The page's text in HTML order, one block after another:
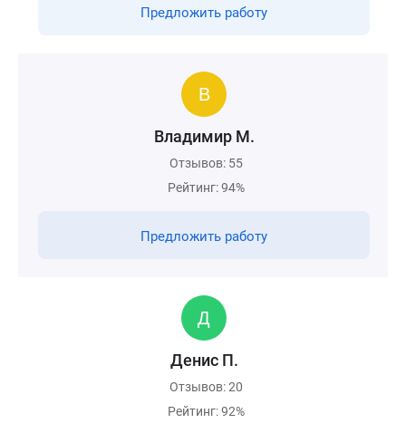
Предложить работу
Владимир М.
Отзывов: 55
Рейтинг: 94%
Предложить работу
Денис П.
Отзывов: 20
Рейтинг: 92%